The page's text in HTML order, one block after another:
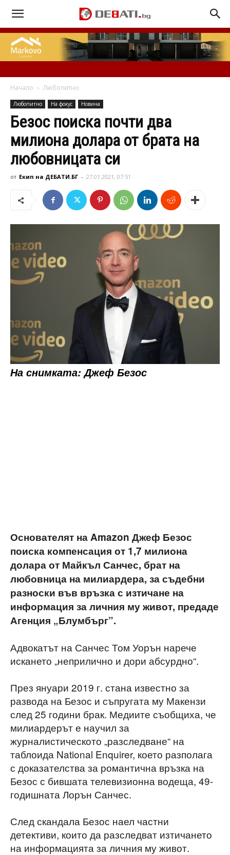
Начало Любопитно
Любопитно На фокус Новина
Безос поиска почти два
милиона долара от брата на
любовницата си
от Екип на ДЕБАТИ.БГ - 27.01.2021, 07:51
На снимката: Джеф Безос
Основателят на Amazon Джеф Безос
поиска компенсация от 1,7 милиона
долара от Майкъл Санчес, брат на
любовница на милиардера, за съдебни
разноски във връзка с изтичане на
информация за личния му живот, предаде
Агенция „Блумбърг”.
Адвокатът на Санчес Том Уорън нарече
искането „неприлично и дори абсурдно“.
През януари 2019 г. стана известно за
развода на Безос и съпругата му Макензи
след 25 години брак. Медиите съобщиха, че
милиардерът е научил за
журналистическото „разследване“ на
таблоида National Enquirer, което разполага
с доказателства за романтична връзка на
Безос с бившата телевизионна водеща, 49-
годишната Лорън Санчес.
След скандала Безос наел частни
детективи, които да разследват изтичането
на информацията за личния му живот.